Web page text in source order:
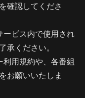
確認してくださ
ビス内で使用され
承ください。
用規約や、各番組
お願いいたしま